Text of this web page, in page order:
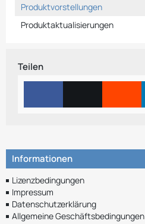
Produktvorstellungen
Produktaktualisierungen
Teilen
Informationen
Lizenzbedingungen
Impressum
Datenschutzerklärung
Allgemeine Geschäftsbedingungen